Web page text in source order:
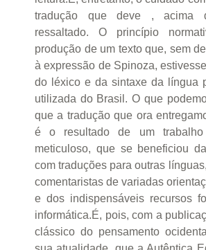
tradução que deve , acima
ressaltado. O princípio
produção de um texto que, sem
à expressão de Spinoza,
do léxico e da sintaxe da língua
utilizada do Brasil. O que
que a tradução que ora
é o resultado de um trabalho
meticuloso, que se beneficiou
com traduções para outras
comentaristas de variadas
e dos indispensáveis recursos
informática.É, pois, com a
clássico do pensamento